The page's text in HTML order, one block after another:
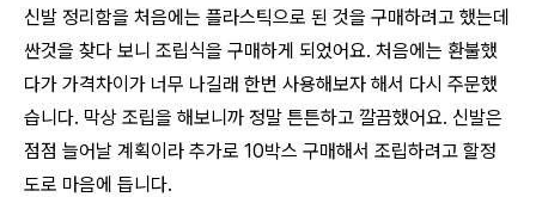
신발 정리함을 처음에는 플라스틱으로 된 것을 구매하려고 했는데
싼것을 찾다 보니 조립식을 구매하게 되었어요. 처음에는 환불했
다가 가격차이가 너무 나길래 한번 사용해보자 해서 다시 주문했
습니다. 막상 조립을 해보니까 정말 튼튼하고 깔끔했어요. 신발은
점점 늘어날 계획이라 추가로 10박스 구매해서 조립하려고 할정
도로 마음에 듭니다.